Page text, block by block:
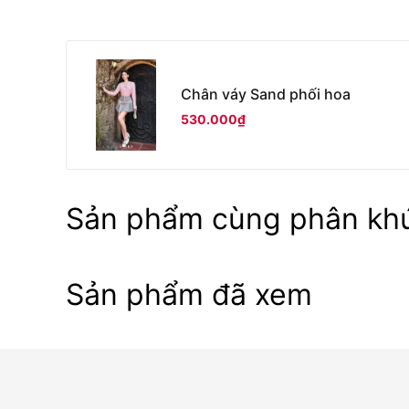
Chân váy Sand phối hoa
530.000₫
Sản phẩm cùng phân
Sản phẩm đã xem